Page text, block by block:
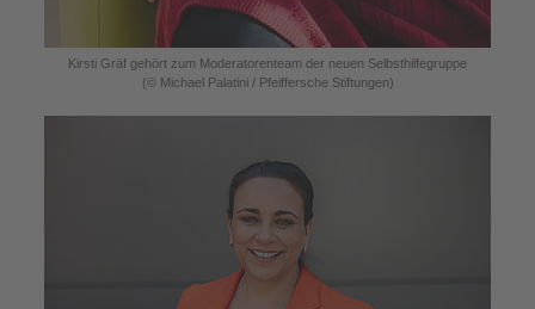
Kirsti Gräf gehört zum Moderatorenteam der neuen Selbsthilfegruppe
(© Michael Palatini / Pfeiffersche Stiftungen)